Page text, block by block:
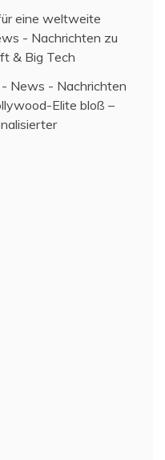
eine weltweite
- Nachrichten zu
& Big Tech
News - Nachrichten
Elite bloß –